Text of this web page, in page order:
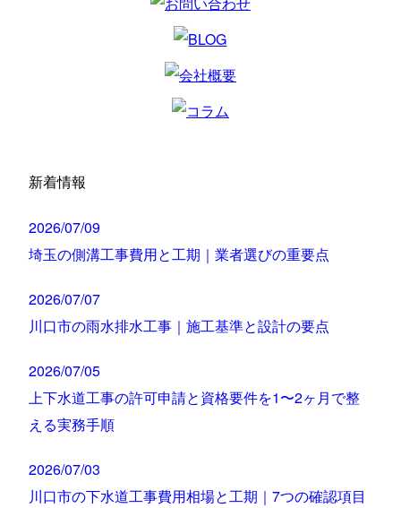
新着情報
2026/07/09
埼玉の側溝工事費用と工期｜業者選びの重要点
2026/07/07
川口市の雨水排水工事｜施工基準と設計の要点
2026/07/05
上下水道工事の許可申請と資格要件を1〜2ヶ月で整
える実務手順
2026/07/03
川口市の下水道工事費用相場と工期｜7つの確認項目